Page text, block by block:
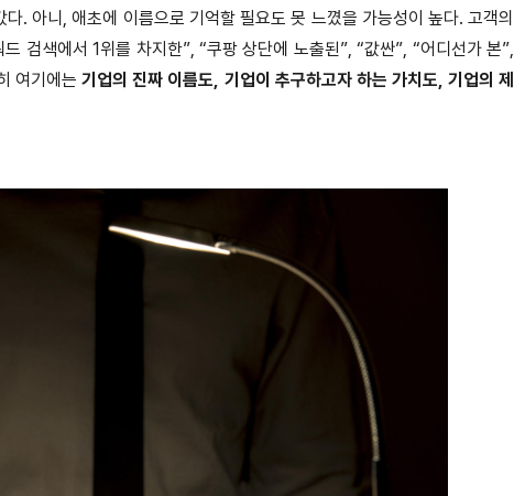
. 아니, 애초에 이름으로 기억할 필요도 못 느꼈을 가능성이 높다. 고객의
드 검색에서 1위를 차지한”, “쿠팡 상단에 노출된”, “값싼”, “어디선가 본”,
여기에는기업의 진짜 이름도, 기업이 추구하고자 하는 가치도,기업의 제